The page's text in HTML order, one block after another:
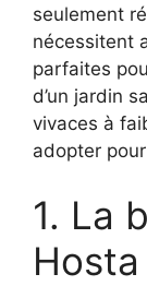
seulement
nécessitent
parfaites
d’un jardin
vivaces à
adopter
1. La